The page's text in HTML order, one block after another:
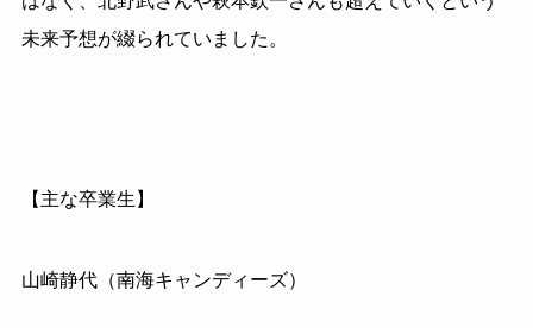
未来予想が綴られていました。
【主な卒業生】
山崎静代（南海キャンディーズ）